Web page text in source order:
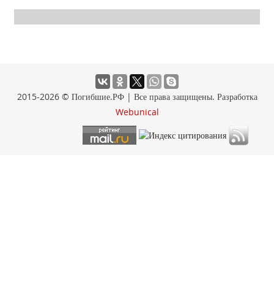
2015-2026 © Погибшие.РФ | Все права защищены. Разработка
Webunical